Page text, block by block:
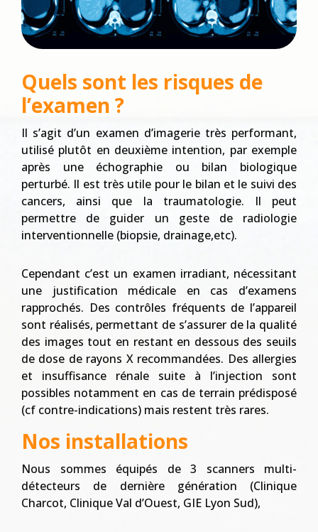
Quels sont les risques de
l’examen ?
Il s’agit d’un examen d’imagerie très performant,
utilisé plutôt en deuxième intention, par exemple
après une échographie ou bilan biologique
perturbé. Il est très utile pour le bilan et le suivi des
cancers, ainsi que la traumatologie. Il peut
permettre de guider un geste de radiologie
interventionnelle (biopsie, drainage,etc).
Cependant c’est un examen irradiant, nécessitant
une justification médicale en cas d’examens
rapprochés. Des contrôles fréquents de l’appareil
sont réalisés, permettant de s’assurer de la qualité
des images tout en restant en dessous des seuils
de dose de rayons X recommandées. Des allergies
et insuffisance rénale suite à l’injection sont
possibles notamment en cas de terrain prédisposé
(cf contre-indications) mais restent très rares.
Nos installations
Nous sommes équipés de 3 scanners multi-
détecteurs de dernière génération (Clinique
Charcot, Clinique Val d’Ouest, GIE Lyon Sud),